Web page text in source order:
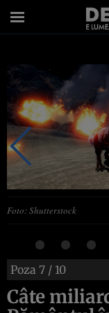
Foto: Shutterstock
Poza 7 / 10
Câte